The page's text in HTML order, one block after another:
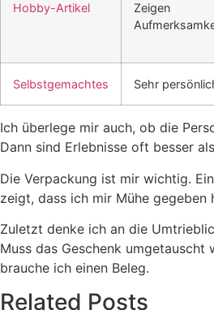
Hobby-Artikel
Zeigen
Selbstgemachtes Sehr
Ich überlege mir auch, ob die
Dann sind Erlebnisse oft besser
Die Verpackung ist mir wichtig.
zeigt, dass ich mir Mühe gegeben
Zuletzt denke ich an die
Muss das Geschenk umgetauscht
brauche ich einen Beleg.
Related Posts